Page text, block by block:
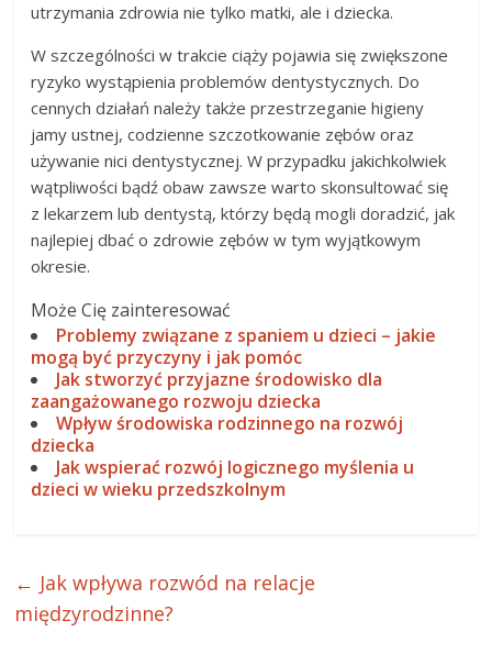
utrzymania zdrowia nie tylko matki, ale i dziecka.
W szczególności w trakcie ciąży pojawia się zwiększone
ryzyko wystąpienia problemów dentystycznych. Do
cennych działań należy także przestrzeganie higieny
jamy ustnej, codzienne szczotkowanie zębów oraz
używanie nici dentystycznej. W przypadku jakichkolwiek
wątpliwości bądź obaw zawsze warto skonsultować się
z lekarzem lub dentystą, którzy będą mogli doradzić, jak
najlepiej dbać o zdrowie zębów w tym wyjątkowym
okresie.
Może Cię zainteresować
Problemy związane z spaniem u dzieci – jakie
mogą być przyczyny i jak pomóc
Jak stworzyć przyjazne środowisko dla
zaangażowanego rozwoju dziecka
Wpływ środowiska rodzinnego na rozwój
dziecka
Jak wspierać rozwój logicznego myślenia u
dzieci w wieku przedszkolnym
← Jak wpływa rozwód na relacje
międzyrodzinne?